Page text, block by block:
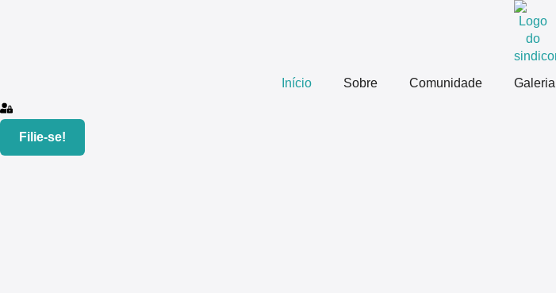
Início Sobre Comunidade Galeria
Filie-se!